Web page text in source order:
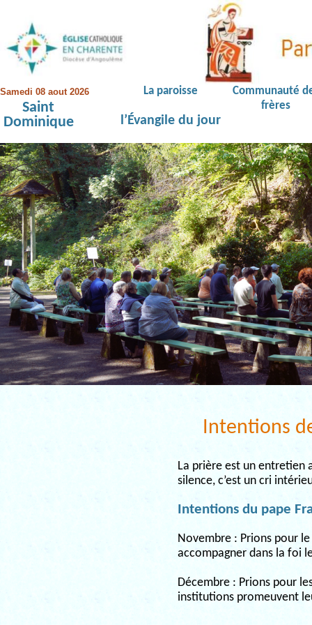
Samedi 08 aout 2026
Saint
Dominique
La paroisse
Communauté
frères
l’Évangile du jour
Intentions
La prière est un entretien
silence, c’est un cri
Intentions du pape
Novembre : Prions pour le
accompagner dans la foi
Décembre : Prions pour
institutions promeuvent